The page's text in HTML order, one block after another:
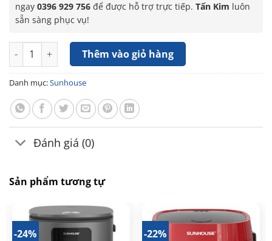
ngay 0396 929 756 để được hỗ trợ trực tiếp. Tấn Kim luôn
sẵn sàng phục vụ!
Nồi cơm điện tử 1.8L Sunhouse SHD8911 số lượng
Thêm vào giỏ hàng
Danh mục:Sunhouse
Đánh giá (0)
Sản phẩm tương tự
-24% -22%